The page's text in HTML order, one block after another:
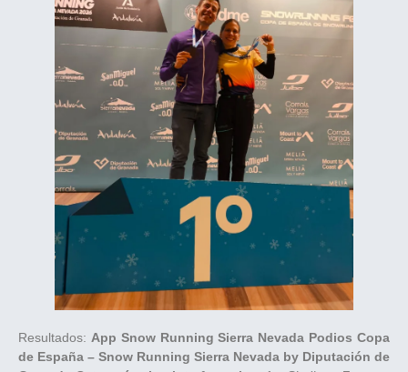
Resultados: App Snow Running Sierra Nevada Podios Copa
de España – Snow Running Sierra Nevada by Diputación de